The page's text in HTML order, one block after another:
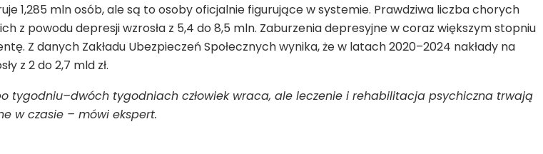
1,285 mln osób, ale są to osoby oficjalnie figurujące w systemie. Prawdziwa liczba chorych
z powodu depresji wzrosła z 5,4 do 8,5 mln. Zaburzenia depresyjne w coraz większym stopniu
Z danych Zakładu Ubezpieczeń Społecznych wynika, że w latach 2020–2024 nakłady na
z 2 do 2,7 mld zł.
tygodniu–dwóch tygodniach człowiek wraca, ale leczenie i rehabilitacja psychiczna trwają
w czasie – mówi ekspert.